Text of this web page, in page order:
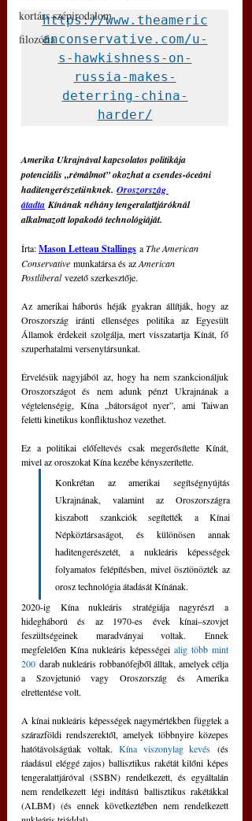
kortárs szépirodalom
filozófia
https://www.theameric
anconservative.com/u-
s-hawkishness-on-
russia-makes-
deterring-china-
harder/
Amerika Ukrajnával kapcsolatos politikája
potenciális „rémálmot” okozhat a csendes-óceáni
haditengerészetünknek. Oroszország
átadta Kínának néhány tengeralattjáróknál
alkalmazott lopakodó technológiáját.
Írta: Mason Letteau Stallings a The American
Conservative munkatársa és az American
Postliberal vezető szerkesztője.
Az amerikai háborús héják gyakran állítják, hogy az
Oroszország iránti ellenséges politika az Egyesült
Államok érdekeit szolgálja, mert visszatartja Kínát, fő
szuperhatalmi versenytársunkat.
Érvelésük nagyjából az, hogy ha nem szankcionáljuk
Oroszországot és nem adunk pénzt Ukrajnának a
végtelenségig, Kína „bátorságot nyer”, ami Taiwan
feletti kinetikus konfliktushoz vezethet.
Ez a politikai előfeltevés csak megerősítette Kínát,
mivel az oroszokat Kína kezébe kényszerítette.
Konkrétan az amerikai segítségnyújtás
Ukrajnának, valamint az Oroszországra
kiszabott szankciók segítették a Kínai
Népköztársaságot, és különösen annak
haditengerészetét, a nukleáris képességek
folyamatos felépítésben, mivel ösztönözték az
orosz technológia átadását Kínának.
2020-ig Kína nukleáris stratégiája nagyrészt a
hidegháború és az 1970-es évek kínai–szovjet
feszültségeinek maradványai voltak. Ennek
megfelelően Kína nukleáris képességei alig több mint
200 darab nukleáris robbanófejből álltak, amelyek célja
a Szovjetunió vagy Oroszország és Amerika
elrettentése volt.
A kínai nukleáris képességek nagymértékben függtek a
szárazföldi rendszerektől, amelyek többnyire közepes
hatótávolságúak voltak. Kína viszonylag kevés (és
ráadásul eléggé zajos) ballisztikus rakétát kilőni képes
tengeralattjáróval (SSBN) rendelkezett, és egyáltalán
nem rendelkezett légi indítású ballisztikus rakétákkal
(ALBM) (és ennek következtében nem rendelkezett